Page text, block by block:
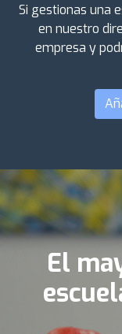
Si gestionas una
en nuestro
empresa y
El